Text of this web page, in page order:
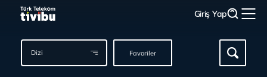
Giriş Yap
Dizi Favoriler